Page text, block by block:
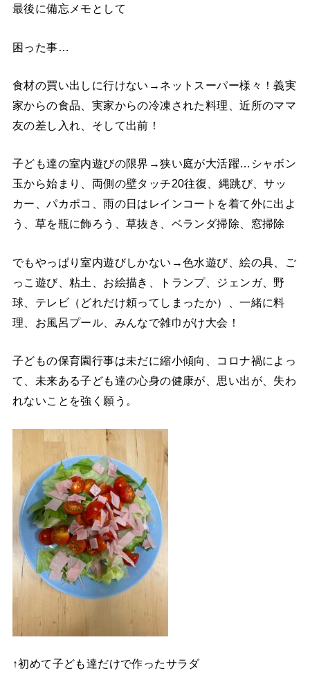
最後に備忘メモとして
困った事…
食材の買い出しに行けない→ネットスーパー様々！義実
家からの食品、実家からの冷凍された料理、近所のママ
友の差し入れ、そして出前！
子ども達の室内遊びの限界→狭い庭が大活躍…シャボン
玉から始まり、両側の壁タッチ20往復、縄跳び、サッ
カー、パカポコ、雨の日はレインコートを着て外に出よ
う、草を瓶に飾ろう、草抜き、ベランダ掃除、窓掃除
でもやっぱり室内遊びしかない→色水遊び、絵の具、ご
っこ遊び、粘土、お絵描き、トランプ、ジェンガ、野
球、テレビ（どれだけ頼ってしまったか）、一緒に料
理、お風呂プール、みんなで雑巾がけ大会！
子どもの保育園行事は未だに縮小傾向、コロナ禍によっ
て、未来ある子ども達の心身の健康が、思い出が、失わ
れないことを強く願う。
↑初めて子ども達だけで作ったサラダ